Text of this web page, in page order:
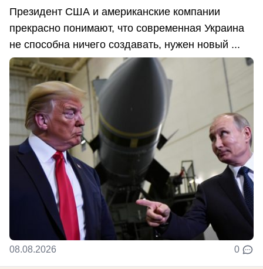
Президент США и американские компании
прекрасно понимают, что современная Украина
не способна ничего создавать, нужен новый ...
08.08.2026 0